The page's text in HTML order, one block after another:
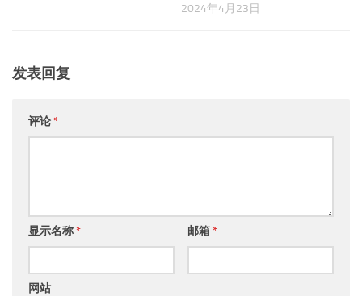
2024年4月23日
发表回复
评论*
显示名称* 邮箱*
网站